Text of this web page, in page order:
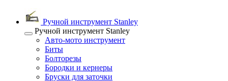
Ручной инструмент Stanley
Ручной инструмент Stanley
Авто-мото инструмент
Биты
Болторезы
Бородки и кернеры
Бруски для заточки